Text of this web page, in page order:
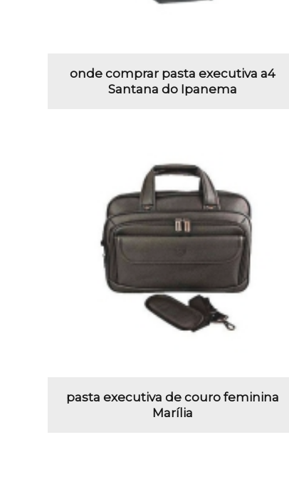
onde comprar pasta executiva a4
Santana do Ipanema
pasta executiva de couro feminina
Marília